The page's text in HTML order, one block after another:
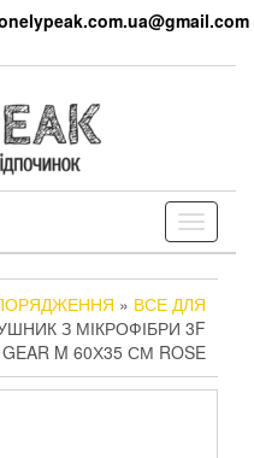
Toggle
» ВСЕ ДЛЯ
З МІКРОФІБРИ 3F
GEAR M 60Х35 СМ ROSE